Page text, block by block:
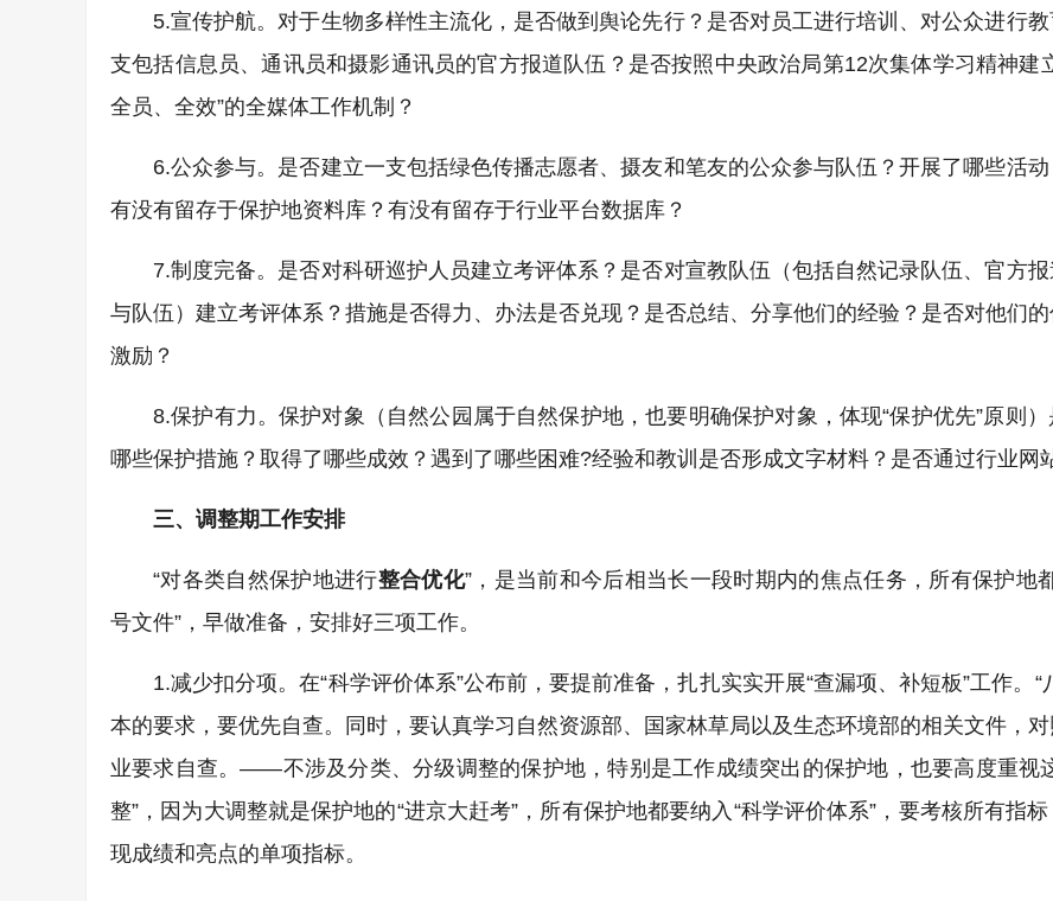
5.宣传护航。对于生物多样性主流化，是否做到舆论先行？是否对员工进行培训、对公众进行
支包括信息员、通讯员和摄影通讯员的官方报道队伍？是否按照中央政治局第12次集体学习精神建
全员、全效”的全媒体工作机制？
6.公众参与。是否建立一支包括绿色传播志愿者、摄友和笔友的公众参与队伍？开展了哪些活动
有没有留存于保护地资料库？有没有留存于行业平台数据库？
7.制度完备。是否对科研巡护人员建立考评体系？是否对宣教队伍（包括自然记录队伍、官方
与队伍）建立考评体系？措施是否得力、办法是否兑现？是否总结、分享他们的经验？是否对他们
激励？
8.保护有力。保护对象（自然公园属于自然保护地，也要明确保护对象，体现“保护优先”原则
哪些保护措施？取得了哪些成效？遇到了哪些困难?经验和教训是否形成文字材料？是否通过行业网
三、调整期工作安排
“对各类自然保护地进行整合优化”，是当前和今后相当长一段时期内的焦点任务，所有保护地
号文件”，早做准备，安排好三项工作。
1.减少扣分项。在“科学评价体系”公布前，要提前准备，扎扎实实开展“查漏项、补短板”工作。“
本的要求，要优先自查。同时，要认真学习自然资源部、国家林草局以及生态环境部的相关文件，
业要求自查。——不涉及分类、分级调整的保护地，特别是工作成绩突出的保护地，也要高度重视
整”，因为大调整就是保护地的“进京大赶考”，所有保护地都要纳入“科学评价体系”，要考核所有指
现成绩和亮点的单项指标。